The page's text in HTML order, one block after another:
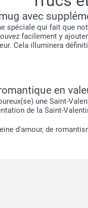
journée.
avec
spéciale qui fait que
facilement y
Cela illuminera
en
une Saint-
de la Saint-
d'amour, de